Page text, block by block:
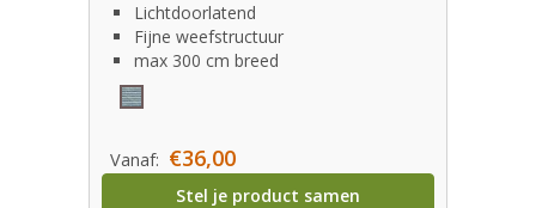
Lichtdoorlatend
Fijne weefstructuur
max 300 cm breed
Vanaf: €36,00
Stel je product samen